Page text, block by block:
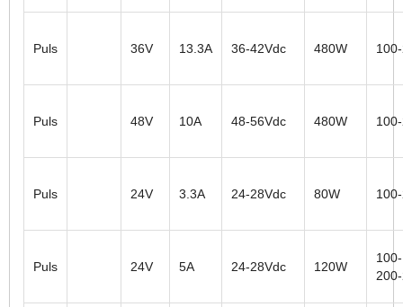
Puls 36V 13.3A 36-42Vdc 480W
Puls 48V 10A 48-56Vdc 480W
Puls 24V 3.3A 24-28Vdc 80W
Puls 24V 5A 24-28Vdc 120W